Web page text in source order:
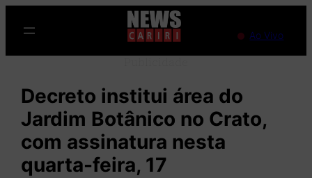
para
o
Ao Vivo
Decreto institui área do
Jardim Botânico no Crato,
com assinatura nesta
quarta-feira, 17